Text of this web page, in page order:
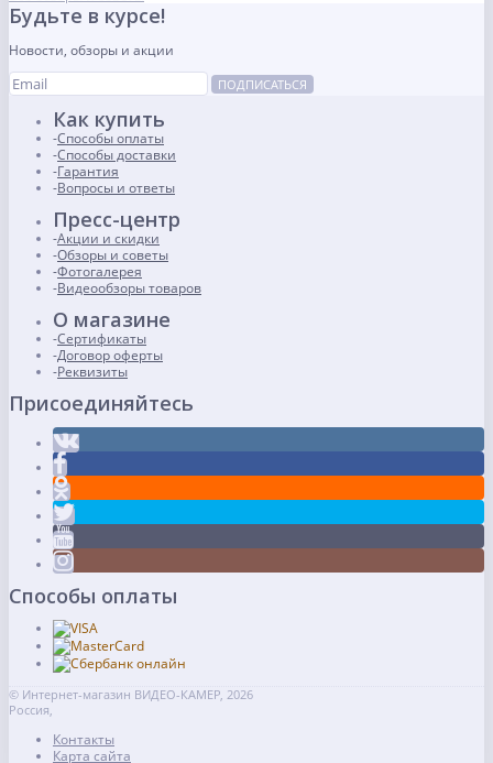
Будьте в курсе!
Новости, обзоры и акции
ПОДПИСАТЬСЯ
Как купить
Способы оплаты
Способы доставки
Гарантия
Вопросы и ответы
Пресс-центр
Акции и скидки
Обзоры и советы
Фотогалерея
Видеообзоры товаров
О магазине
Сертификаты
Договор оферты
Реквизиты
Присоединяйтесь
Способы оплаты
© Интернет-магазин ВИДЕО-КАМЕР, 2026
Россия,
Контакты
Карта сайта